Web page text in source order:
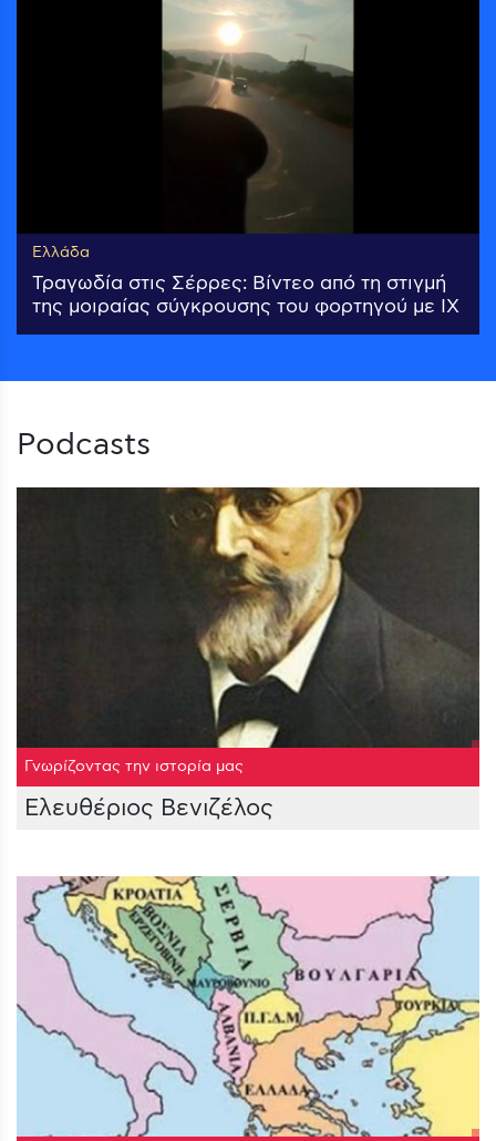
Ελλάδα
Τραγωδία στις Σέρρες: Βίντεο από τη στιγμή
της μοιραίας σύγκρουσης του φορτηγού με ΙΧ
Podcasts
Γνωρίζοντας την ιστορία μας
Ελευθέριος Βενιζέλος